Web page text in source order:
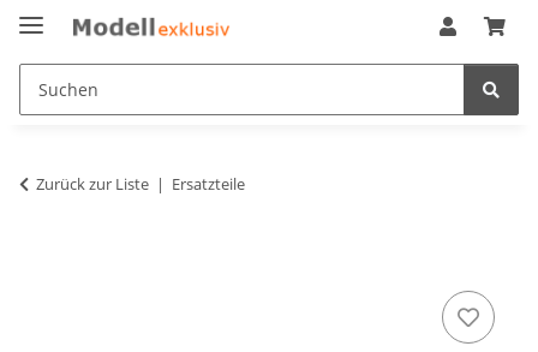
Zurück zur Liste Ersatzteile